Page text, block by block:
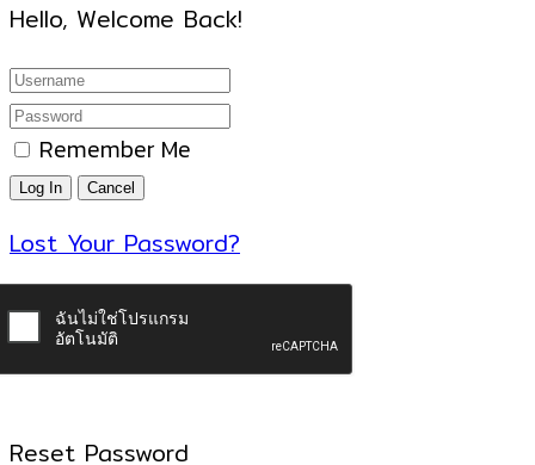
Hello, Welcome Back!
Remember Me
Lost Your Password?
Reset Password